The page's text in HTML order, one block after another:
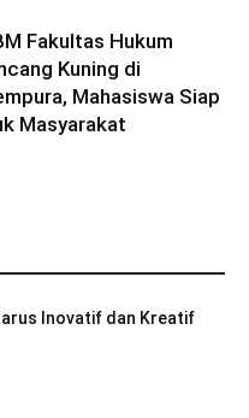
Fakultas Hukum
Kuning di
Mahasiswa Siap
Masyarakat
Inovatif dan Kreatif